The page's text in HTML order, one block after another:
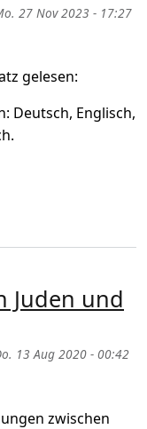
27 Nov 2023 - 17:27
gelesen:
Deutsch, Englisch,
(Sprache)
Juden und
13 Aug 2020 - 00:42
zwischen